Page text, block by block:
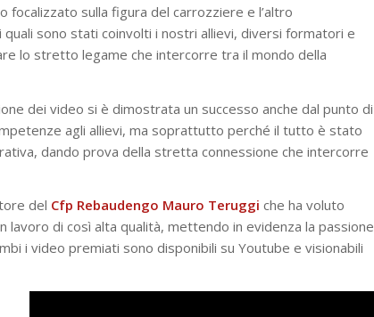
sulla figura del carrozziere e l’altro
sono stati coinvolti i nostri allievi, diversi formatori e
lo stretto legame che intercorre tra il mondo della
dei video si è dimostrata un successo anche dal punto di
agli allievi, ma soprattutto perché il tutto è stato
dando prova della stretta connessione che intercorre
del Cfp Rebaudengo Mauro Teruggi che ha voluto
di così alta qualità, mettendo in evidenza la passione
i video premiati sono disponibili su Youtube e visionabili